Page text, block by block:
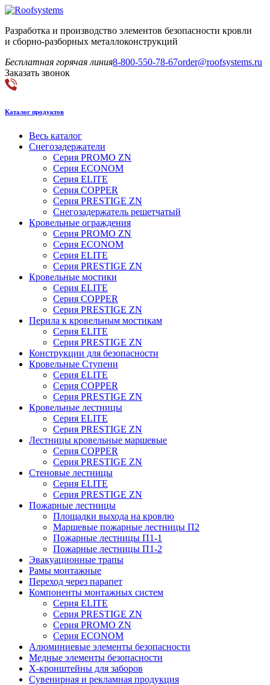
Разработка и производство элементов безопасности кровли
и сборно-разборных металлоконструкций
Бесплатная горячая линия8-800-550-78-67order@roofsystems.ru
Заказать звонок
Каталог продуктов
Весь каталог
Снегозадержатели
Серия PROMO ZN
Серия ECONOM
Серия ELITE
Серия COPPER
Серия PRESTIGE ZN
Снегозадержатель решетчатый
Кровельные ограждения
Серия PROMO ZN
Серия ECONOM
Серия ELITE
Серия PRESTIGE ZN
Кровельные мостики
Серия ELITE
Серия COPPER
Серия PRESTIGE ZN
Перила к кровельным мостикам
Серия ELITE
Серия PRESTIGE ZN
Конструкции для безопасности
Кровельные Ступени
Серия ELITE
Серия COPPER
Серия PRESTIGE ZN
Кровельные лестницы
Серия ELITE
Серия PRESTIGE ZN
Лестницы кровельные маршевые
Серия COPPER
Серия PRESTIGE ZN
Стеновые лестницы
Серия ELITE
Серия PRESTIGE ZN
Пожарные лестницы
Площадки выхода на кровлю
Маршевые пожарные лестницы П2
Пожарные лестницы П1-1
Пожарные лестницы П1-2
Эвакуационные трапы
Рамы монтажные
Переход через парапет
Компоненты монтажных систем
Серия ELITE
Серия PRESTIGE ZN
Серия PROMO ZN
Серия ECONOM
Алюминиевые элементы безопасности
Медные элементы безопасности
X-кронштейны для заборов
Сувенирная и рекламная продукция